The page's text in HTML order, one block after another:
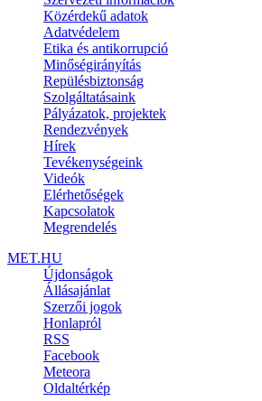
Közérdekű adatok
Adatvédelem
Etika és antikorrupció
Minőségirányítás
Repülésbiztonság
Szolgáltatásaink
Pályázatok, projektek
Rendezvények
Hírek
Tevékenységeink
Videók
Elérhetőségek
Kapcsolatok
Megrendelés
MET.HU
Újdonságok
Állásajánlat
Szerzői jogok
Honlapról
RSS
Facebook
Meteora
Oldaltérkép